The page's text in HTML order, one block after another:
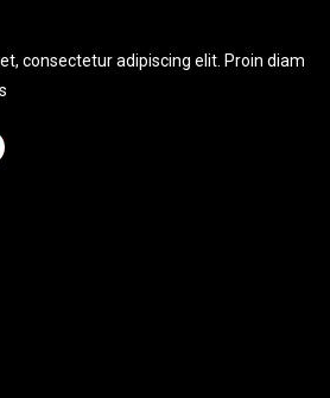
consectetur adipiscing elit. Proin diam